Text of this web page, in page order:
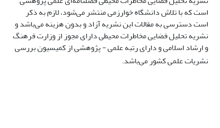
است که با تلاش دانشگاه خوارزمی منتشر می‌شود، لازم به ذکر
است دسترسی به مقالات این نشریه آزاد و بدون هزینه می‌باشد و
نشریه تحلیل فضایی مخاطرات محیطی دارای مجوز از وزارت فرهنگ
و ارشاد اسلامی و دارای رتبه علمی - پژوهشی از کمیسیون بررسی
نشریات علمی کشور می‌باشد.